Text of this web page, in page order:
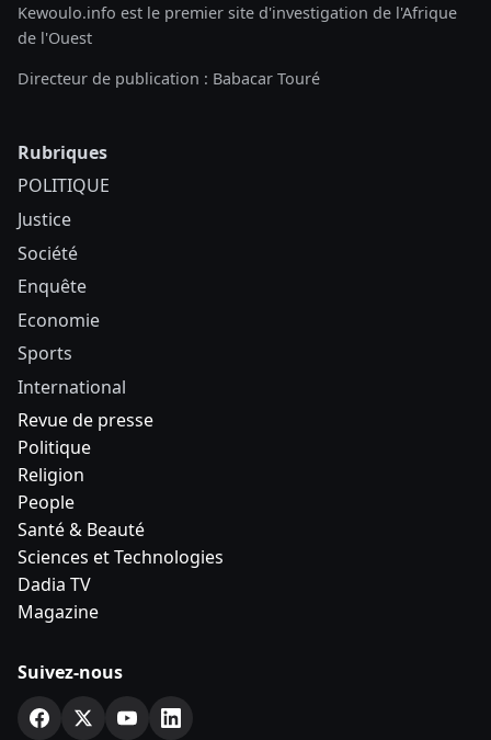
Kewoulo.info est le premier site d'investigation de l'Afrique
de l'Ouest
Directeur de publication : Babacar Touré
Rubriques
POLITIQUE
Justice
Société
Enquête
Economie
Sports
International
Revue de presse
Politique
Religion
People
Santé & Beauté
Sciences et Technologies
Dadia TV
Magazine
Suivez-nous